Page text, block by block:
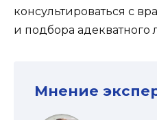
консультироваться с
и подбора адекватного
Мнение